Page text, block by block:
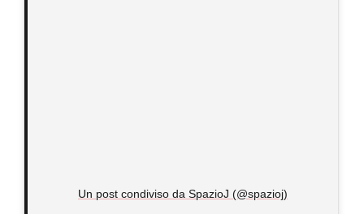
Un post condiviso da SpazioJ (@spazioj)